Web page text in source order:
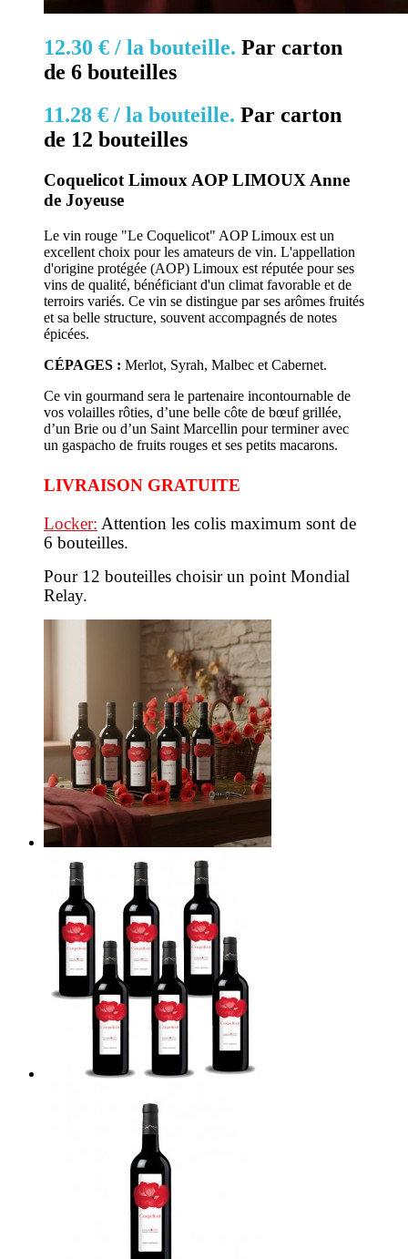
12.30 € / la bouteille. Par carton
de 6 bouteilles
11.28 € / la bouteille. Par carton
de 12 bouteilles
Coquelicot Limoux AOP LIMOUX Anne
de Joyeuse
Le vin rouge "Le Coquelicot" AOP Limoux est un
excellent choix pour les amateurs de vin. L'appellation
d'origine protégée (AOP) Limoux est réputée pour ses
vins de qualité, bénéficiant d'un climat favorable et de
terroirs variés. Ce vin se distingue par ses arômes fruités
et sa belle structure, souvent accompagnés de notes
épicées.
CÉPAGES : Merlot, Syrah, Malbec et Cabernet.
Ce vin gourmand sera le partenaire incontournable de
vos volailles rôties, d’une belle côte de bœuf grillée,
d’un Brie ou d’un Saint Marcellin pour terminer avec
un gaspacho de fruits rouges et ses petits macarons.
LIVRAISON GRATUITE
Locker: Attention les colis maximum sont de
6 bouteilles.
Pour 12 bouteilles choisir un point Mondial
Relay.